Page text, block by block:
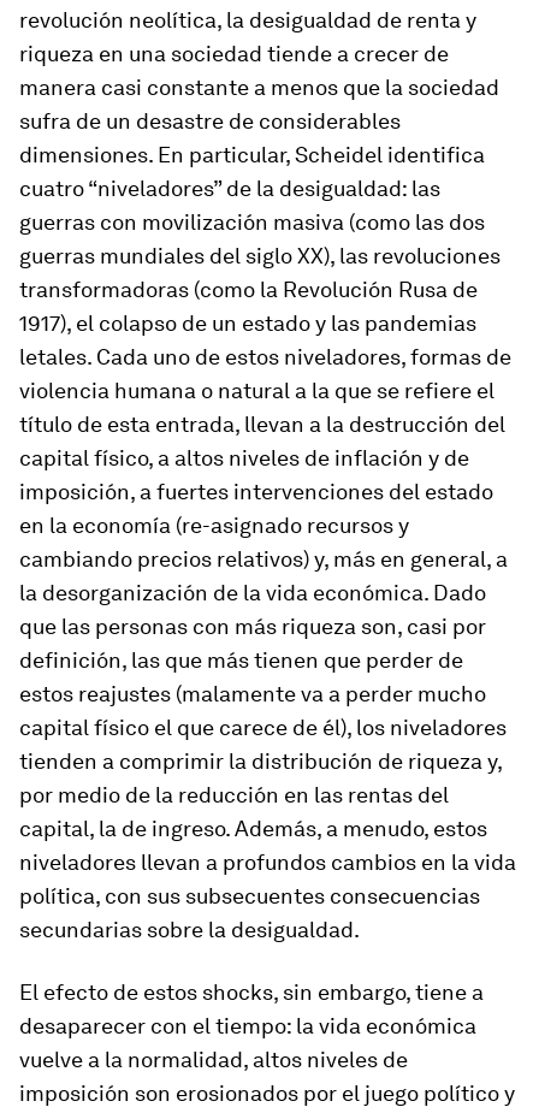
revolución neolítica, la desigualdad de renta y
riqueza en una sociedad tiende a crecer de
manera casi constante a menos que la sociedad
sufra de un desastre de considerables
dimensiones. En particular, Scheidel identifica
cuatro “niveladores” de la desigualdad: las
guerras con movilización masiva (como las dos
guerras mundiales del siglo XX), las revoluciones
transformadoras (como la Revolución Rusa de
1917), el colapso de un estado y las pandemias
letales. Cada uno de estos niveladores, formas de
violencia humana o natural a la que se refiere el
título de esta entrada, llevan a la destrucción del
capital físico, a altos niveles de inflación y de
imposición, a fuertes intervenciones del estado
en la economía (re-asignado recursos y
cambiando precios relativos) y, más en general, a
la desorganización de la vida económica. Dado
que las personas con más riqueza son, casi por
definición, las que más tienen que perder de
estos reajustes (malamente va a perder mucho
capital físico el que carece de él), los niveladores
tienden a comprimir la distribución de riqueza y,
por medio de la reducción en las rentas del
capital, la de ingreso. Además, a menudo, estos
niveladores llevan a profundos cambios en la vida
política, con sus subsecuentes consecuencias
secundarias sobre la desigualdad.
El efecto de estos shocks, sin embargo, tiene a
desaparecer con el tiempo: la vida económica
vuelve a la normalidad, altos niveles de
imposición son erosionados por el juego político y